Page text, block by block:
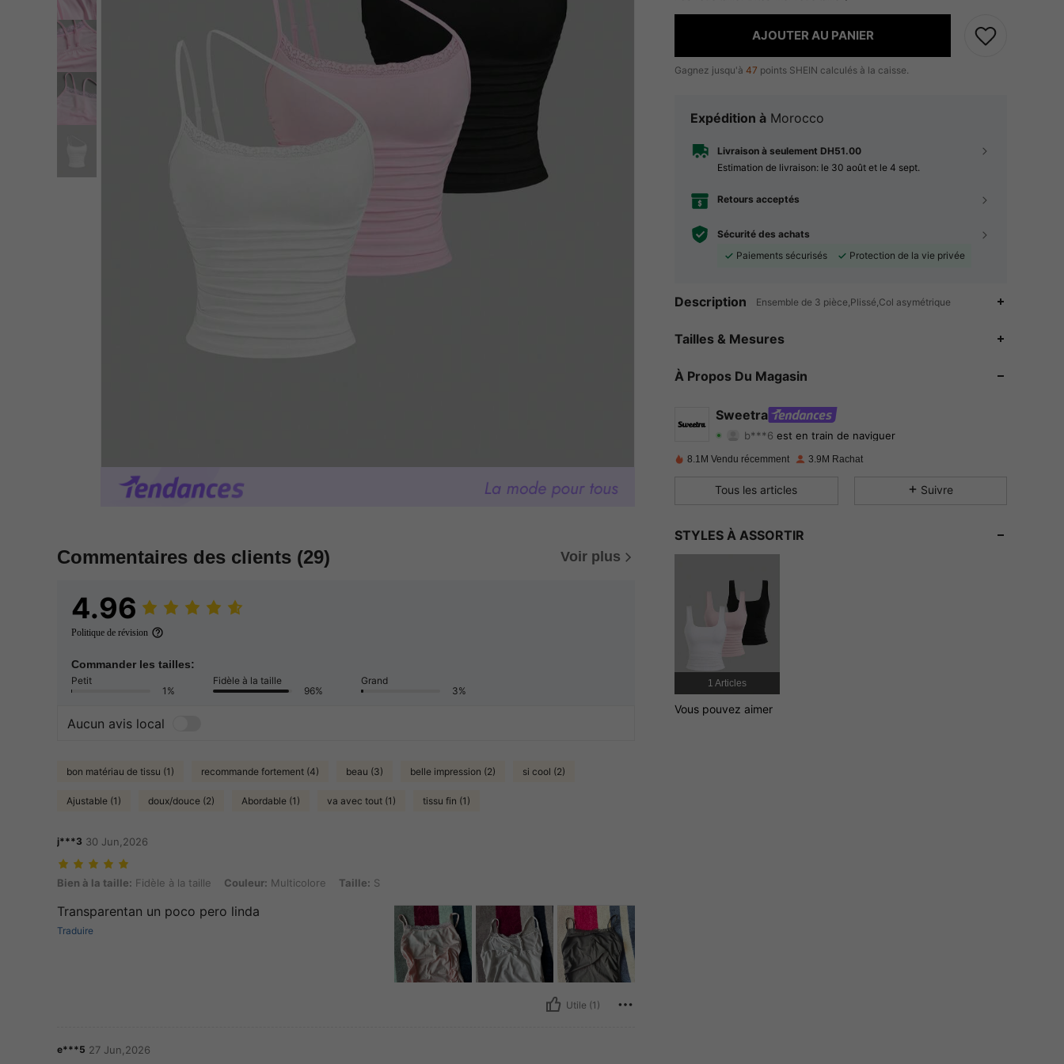
Commentaires des clients (29) Voir plus
4.96
Politique de révision
Commander les tailles:
Petit
1%
Fidèle à la taille
96%
Grand
3%
Aucun avis local
bon matériau de tissu (1) recommande fortement (4) beau (3) belle impression (2) si cool (2)
Ajustable (1) doux/douce (2) Abordable (1) va avec tout (1) tissu fin (1)
j***3 30 Jun,2026
Bien à la taille: Fidèle à la taille, Couleur: Multicolore, Taille: S
Bien à la taille: Fidèle à la taille Couleur: Multicolore Taille: S
Transparentan un poco pero linda
Traduire
Utile (1)
e***5 27 Jun,2026
AJOUTER AU PANIER
Gagnez jusqu'à 47 points SHEIN calculés à la caisse.
Expédition à Morocco
Livraison à seulement DH51.00
Estimation de livraison: le 30 août et le 4 sept.
Retours acceptés
Sécurité des achats
Paiements sécurisés
Protection de la vie privée
Description Ensemble de 3 pièce,Plissé,Col asymétrique
Tailles & Mesures
À Propos Du Magasin
Sweetra
b***6est en train de naviguer
4.86 Evaluation 6.4KArticles 1.5M
4.86 6.4K
4.86
4.86
8.1M Vendu récemment 3.9M Rachat
Tous les articles Suivre
STYLES À ASSORTIR
1 Articles
Vous pouvez aimer